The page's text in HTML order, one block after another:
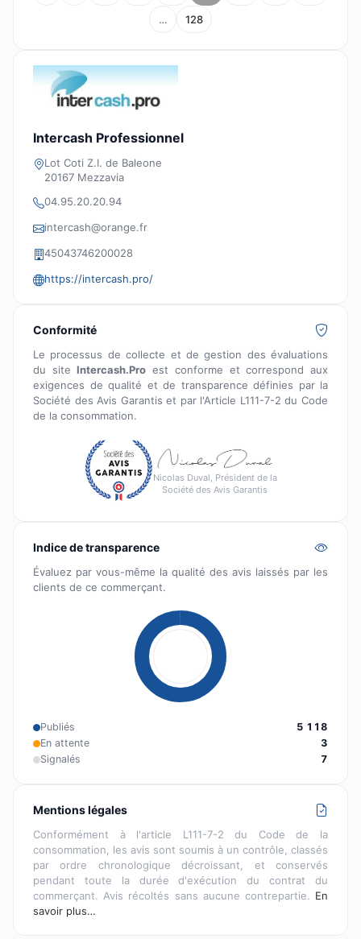
… 128
Intercash Professionnel
Lot Coti Z.I. de Baleone
20167 Mezzavia
04.95.20.20.94
intercash@orange.fr
45043746200028
https://intercash.pro/
Conformité
Le processus de collecte et de gestion des évaluations
du siteIntercash.Pro est conforme et correspond aux
exigences de qualité et de transparence définies par la
Société des Avis Garantis et par l'Article L111-7-2 du Code
de la consommation.
Nicolas Duval, Président de la
Société des Avis Garantis
Indice de transparence
Évaluez par vous-même la qualité des avis laissés par les
clients de ce commerçant.
Publiés
5 118
En attente
3
Signalés
7
Mentions légales
Conformément à l'article L111-7-2 du Code de la
consommation, les avis sont soumis à un contrôle, classés
par ordre chronologique décroissant, et conservés
pendant toute la durée d'exécution du contrat du
commerçant. Avis récoltés sans aucune contrepartie. En
savoir plus…